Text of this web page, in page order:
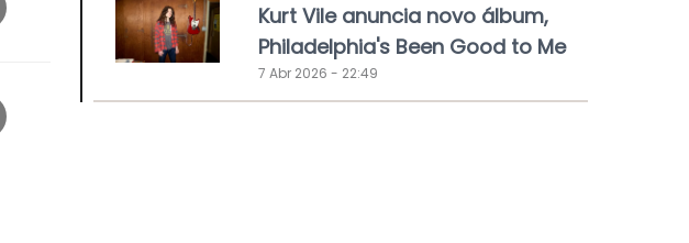
Kurt Vile anuncia novo álbum,
Philadelphia's Been Good to Me
7 Abr 2026 - 22:49